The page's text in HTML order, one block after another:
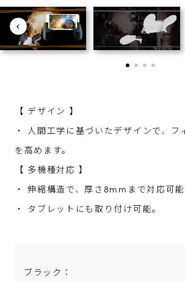
【 デザイン 】
・ 人間工学に基づいたデザインで、フ
を高めます。
【 多機種対応 】
・ 伸縮構造で、厚さ8mmまで対応可能
・ タブレットにも取り付け可能。
ブラック：